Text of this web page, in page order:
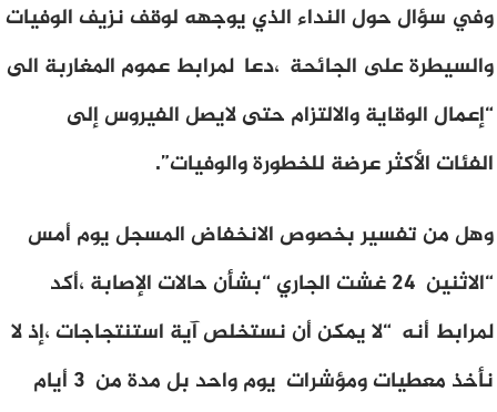
وفي سؤال حول النداء الذي يوجهه لوقف نزيف الوفيات
والسيطرة على الجائحة ،دعا لمرابط عموم المغاربة الى
“إعمال الوقاية والالتزام حتى لايصل الفيروس إلى
الفئات الأكثر عرضة للخطورة والوفيات”.
وهل من تفسير بخصوص الانخفاض المسجل يوم أمس
“الاثنين 24 غشت الجاري “بشأن حالات الإصابة ،أكد
لمرابط أنه “لا يمكن أن نستخلص آية استنتجاجات ،إذ لا
نأخذ معطيات ومؤشرات يوم واحد بل مدة من 3 أيام